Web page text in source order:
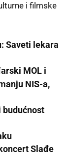
i filmske
Saveti lekara
MOL i
NIS-a,
Slađe